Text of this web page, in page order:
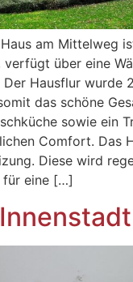
am Mittelweg
über eine
Der Hausflur wurde
das schöne
sowie ein
Comfort. Das
Diese wird
eine […]